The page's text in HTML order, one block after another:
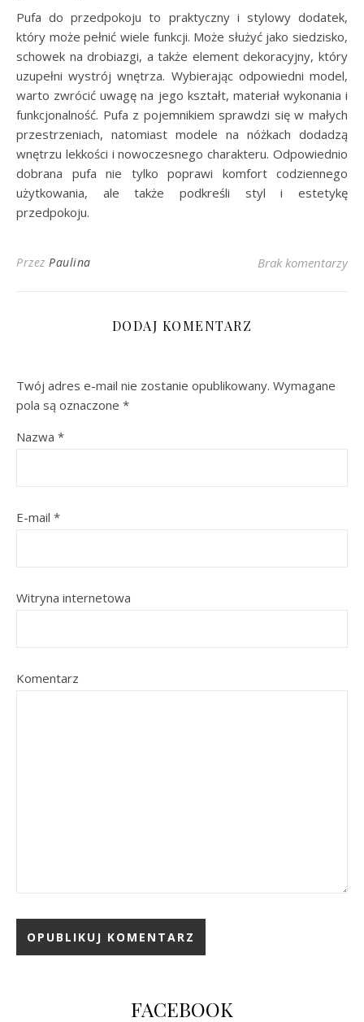
Pufa do przedpokoju to praktyczny i stylowy dodatek,
który może pełnić wiele funkcji. Może służyć jako siedzisko,
schowek na drobiazgi, a także element dekoracyjny, który
uzupełni wystrój wnętrza. Wybierając odpowiedni model,
warto zwrócić uwagę na jego kształt, materiał wykonania i
funkcjonalność. Pufa z pojemnikiem sprawdzi się w małych
przestrzeniach, natomiast modele na nóżkach dodadzą
wnętrzu lekkości i nowoczesnego charakteru. Odpowiednio
dobrana pufa nie tylko poprawi komfort codziennego
użytkowania, ale także podkreśli styl i estetykę
przedpokoju.
Przez Paulina Brak komentarzy
DODAJ KOMENTARZ
Twój adres e-mail nie zostanie opublikowany. Wymagane
pola są oznaczone *
Nazwa *
E-mail *
Witryna internetowa
Komentarz
FACEBOOK